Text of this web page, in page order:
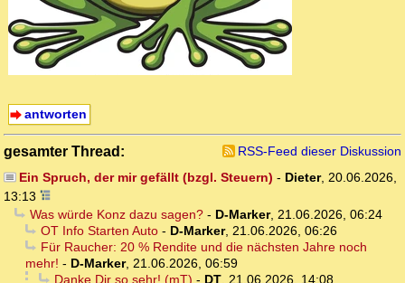
antworten
gesamter Thread:
RSS-Feed dieser Diskussion
Ein Spruch, der mir gefällt (bzgl. Steuern) - Dieter, 20.06.2026,
13:13
Was würde Konz dazu sagen?- D-Marker, 21.06.2026, 06:24
OT Info Starten Auto- D-Marker, 21.06.2026, 06:26
Für Raucher: 20 % Rendite und die nächsten Jahre noch
mehr! - D-Marker, 21.06.2026, 06:59
Danke Dir so sehr! (mT) - DT, 21.06.2026, 14:08